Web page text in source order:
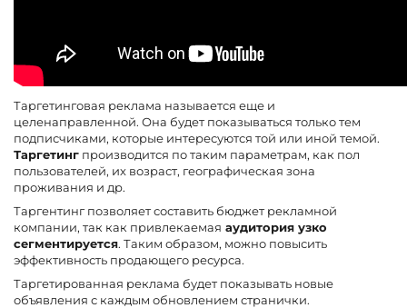
Таргетинговая реклама называется еще и
целенаправленной. Она будет показываться только тем
подписчиками, которые интересуются той или иной темой.
Таргетинг производится по таким параметрам, как пол
пользователей, их возраст, географическая зона
проживания и др.
Таргентинг позволяет составить бюджет рекламной
компании, так как привлекаемая аудитория узко
сегментируется. Таким образом, можно повысить
эффективность продающего ресурса.
Таргетированная реклама будет показывать новые
объявления с каждым обновлением странички.